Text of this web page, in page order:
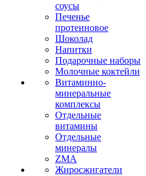
соусы
Печенье
протеиновое
Шоколад
Напитки
Подарочные наборы
Молочные коктейли
Витаминно-
минеральные
комплексы
Отдельные
витамины
Отдельные
минералы
ZMA
Жиросжигатели